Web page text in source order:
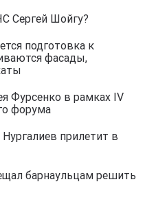
Сергей Шойгу?
подготовка к
фасады,
Фурсенко в рамках IV
форума
прилетит в
барнаульцам решить